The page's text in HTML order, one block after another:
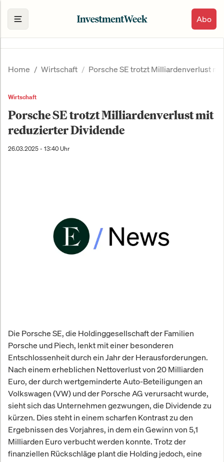
Abo
Home Wirtschaft Porsche SE trotzt Milliardenverlust
Wirtschaft
Porsche SE trotzt Milliardenverlust mit
reduzierter Dividende
26.03.2025 - 13:40 Uhr
Die Porsche SE, die Holdinggesellschaft der Familien
Porsche und Piech, lenkt mit einer besonderen
Entschlossenheit durch ein Jahr der Herausforderungen.
Nach einem erheblichen Nettoverlust von 20 Milliarden
Euro, der durch wertgeminderte Auto-Beteiligungen an
Volkswagen (VW) und der Porsche AG verursacht wurde,
sieht sich das Unternehmen gezwungen, die Dividende zu
kürzen. Dies steht in einem scharfen Kontrast zu den
Ergebnissen des Vorjahres, in dem ein Gewinn von 5,1
Milliarden Euro verbucht werden konnte. Trotz der
finanziellen Rückschläge plant die Holding jedoch, eine